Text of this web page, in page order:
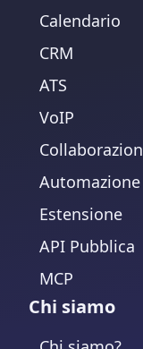
Calendario
CRM
ATS
VoIP
Automazione
Estensione
API Pubblica
MCP
Chi siamo